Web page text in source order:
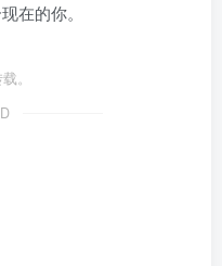
在的你。
。